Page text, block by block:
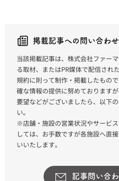
掲載記事への問い合わせ
当該掲載記事は、株式会社ファー
る取材、またはPR媒体で配信され
規約に則って制作・掲載したもの
確な情報の提供に努めております
要望などがございましたら、以下
い。
※店舗・施設の営業状況やサービ
しては、お手数ですが各施設へ直
いいたします。
記事問い合